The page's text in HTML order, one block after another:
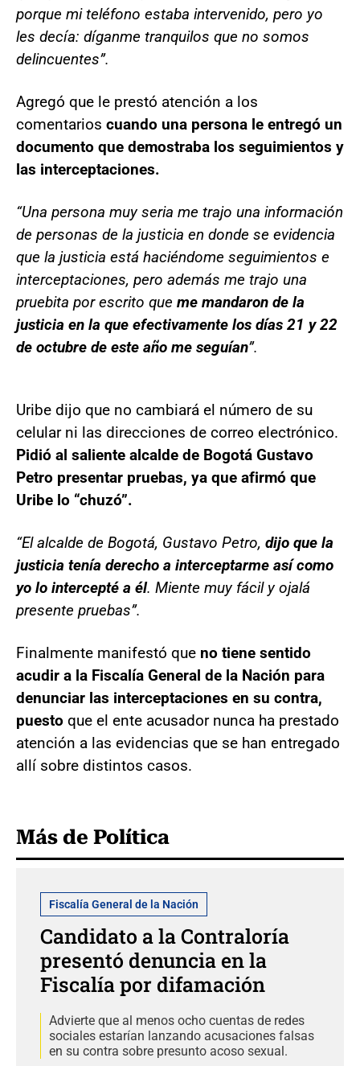
porque mi teléfono estaba intervenido, pero yo
les decía: díganme tranquilos que no somos
delincuentes”.
Agregó que le prestó atención a los
comentarios cuando una persona le entregó un
documento que demostraba los seguimientos y
las interceptaciones.
“Una persona muy seria me trajo una información
de personas de la justicia en donde se evidencia
que la justicia está haciéndome seguimientos e
interceptaciones, pero además me trajo una
pruebita por escrito que me mandaron de la
justicia en la que efectivamente los días 21 y 22
de octubre de este año me seguían”.
Uribe dijo que no cambiará el número de su
celular ni las direcciones de correo electrónico.
Pidió al saliente alcalde de Bogotá Gustavo
Petro presentar pruebas, ya que afirmó que
Uribe lo “chuzó”.
“El alcalde de Bogotá, Gustavo Petro, dijo que la
justicia tenía derecho a interceptarme así como
yo lo intercepté a él. Miente muy fácil y ojalá
presente pruebas”.
Finalmente manifestó que no tiene sentido
acudir a la Fiscalía General de la Nación para
denunciar las interceptaciones en su contra,
puesto que el ente acusador nunca ha prestado
atención a las evidencias que se han entregado
allí sobre distintos casos.
Más de Política
Fiscalía General de la Nación
Candidato a la Contraloría
presentó denuncia en la
Fiscalía por difamación
Advierte que al menos ocho cuentas de redes
sociales estarían lanzando acusaciones falsas
en su contra sobre presunto acoso sexual.